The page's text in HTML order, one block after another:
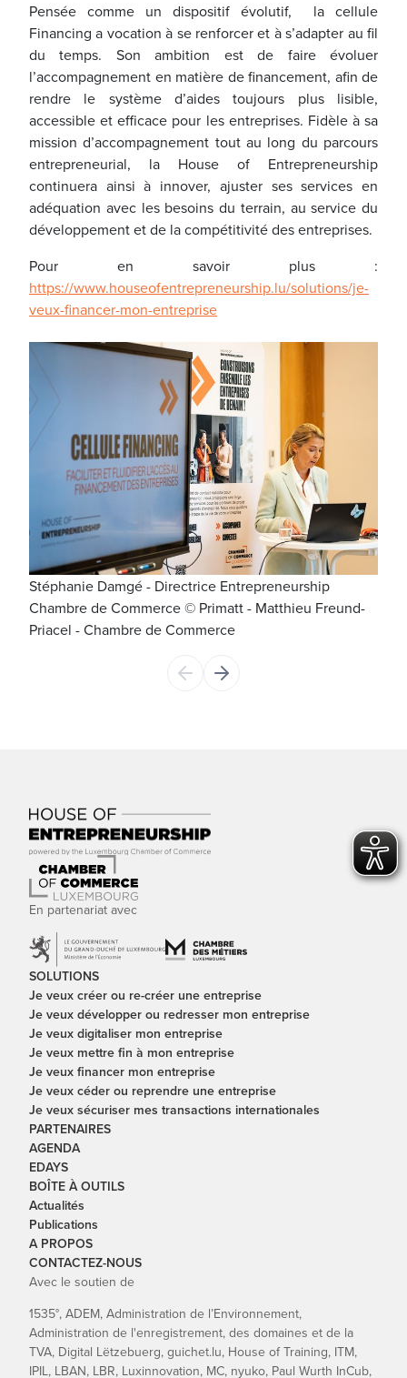
Pensée comme un dispositif évolutif, la cellule
Financing a vocation à se renforcer et à s’adapter au fil
du temps. Son ambition est de faire évoluer
l’accompagnement en matière de financement, afin de
rendre le système d’aides toujours plus lisible,
accessible et efficace pour les entreprises. Fidèle à sa
mission d’accompagnement tout au long du parcours
entrepreneurial, la House of Entrepreneurship
continuera ainsi à innover, ajuster ses services en
adéquation avec les besoins du terrain, au service du
développement et de la compétitivité des entreprises.
Pour en savoir plus :
https://www.houseofentrepreneurship.lu/solutions/je-
veux-financer-mon-entreprise
Stéphanie Damgé - Directrice Entrepreneurship
Chambre de Commerce © Primatt - Matthieu Freund-
Priacel - Chambre de Commerce
En partenariat avec
SOLUTIONS
Je veux créer ou re-créer une entreprise
Je veux développer ou redresser mon entreprise
Je veux digitaliser mon entreprise
Je veux mettre fin à mon entreprise
Je veux financer mon entreprise
Je veux céder ou reprendre une entreprise
Je veux sécuriser mes transactions internationales
PARTENAIRES
AGENDA
EDAYS
BOÎTE À OUTILS
Actualités
Publications
A PROPOS
CONTACTEZ-NOUS
Avec le soutien de
1535°, ADEM, Administration de l’Environnement,
Administration de l'enregistrement, des domaines et de la
TVA, Digital Lëtzebuerg, guichet.lu, House of Training, ITM,
IPIL, LBAN, LBR, Luxinnovation, MC, nyuko, Paul Wurth InCub,